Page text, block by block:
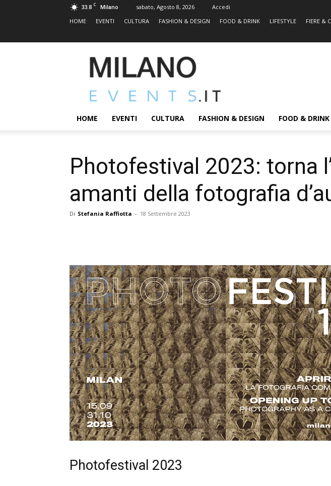
33.8 C Milano sabato, Agosto 8, 2026
Accedi
HOME
EVENTI CULTURA FASHION & DESIGN FOOD & DRINK LIFESTYLE FIERE &
MILANOEVENTS.IT
|
2.0
ed
Eventi
HOME EVENTI CULTURA FASHION & DESIGN FOOD & DRINK
Photofestival 2023: torna
amanti della fotografia
Di Stefania Raffiotta - 18 Settembre 2023
Photofestival 2023